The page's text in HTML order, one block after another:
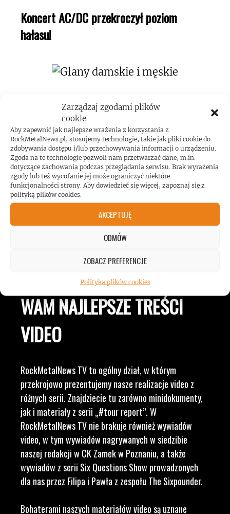
Zarządzaj zgodami plików
cookie
Aby zapewnić jak najlepsze wrażenia z korzystania z
RockMetalNews.pl, stosujemy technologie, takie jak pliki cookie do
zdobywania dostępu i/lub przechowywania informacji o urządzeniu.
Zgoda na te technologie pozwoli nam przetwarzać dane, m.in.
dotyczące zachowania podczas przeglądania serwisu. Brak wyrażenia
zgody lub też wycofanie jej może ograniczyć niektóre
funkcjonalności strony. Aby dowiedzieć się więcej, zapoznaj się z
polityką plików cookies.
AKCEPTUJĘ
ODMÓW
ZOBACZ PREFERENCJE
Polityka plików cookies
Koncert AC/DC przekroczył poziom
hałasu!
ROCKMETALNEWS TV
JESTEŚMY BLISKO
ZESPOŁÓW, KONCERTÓW I
LUDZI ZWIĄZANYCH Z
MUZYKĄ, BY DOSTARCZAĆ
WAM NAJLEPSZE TREŚCI
VIDEO
RockMetalNews TV to ogólny dział, w którym
przekrojowo prezentujemy nasze realizacje video z
różnych serii. Znajdziecie tu zarówno minidokumenty,
jak i materiały z serii „#tour report”. W
RockMetalNews TV nie brakuje również wywiadów
video, w tym wywiadów nagrywanych w siedzibie
naszej redakcji w CK Zamek w Poznaniu, a także
wywiadów z serii Six Questions Show prowadzonych
dla nas przez Filipa i Pawła z zespołu The Sixpounder.
Bohaterami naszych materiałów video są uznane